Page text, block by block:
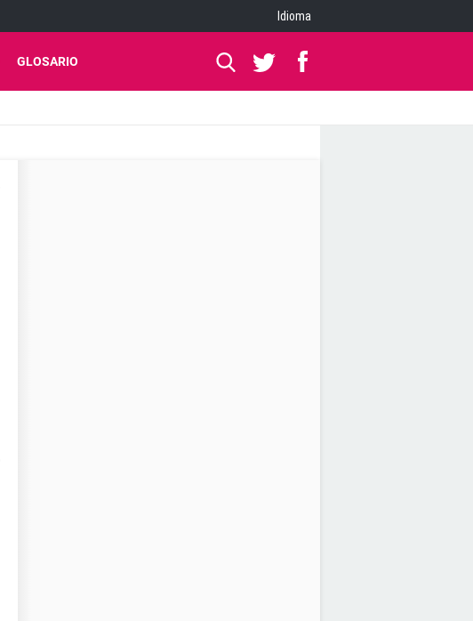
Idioma
GLOSARIO